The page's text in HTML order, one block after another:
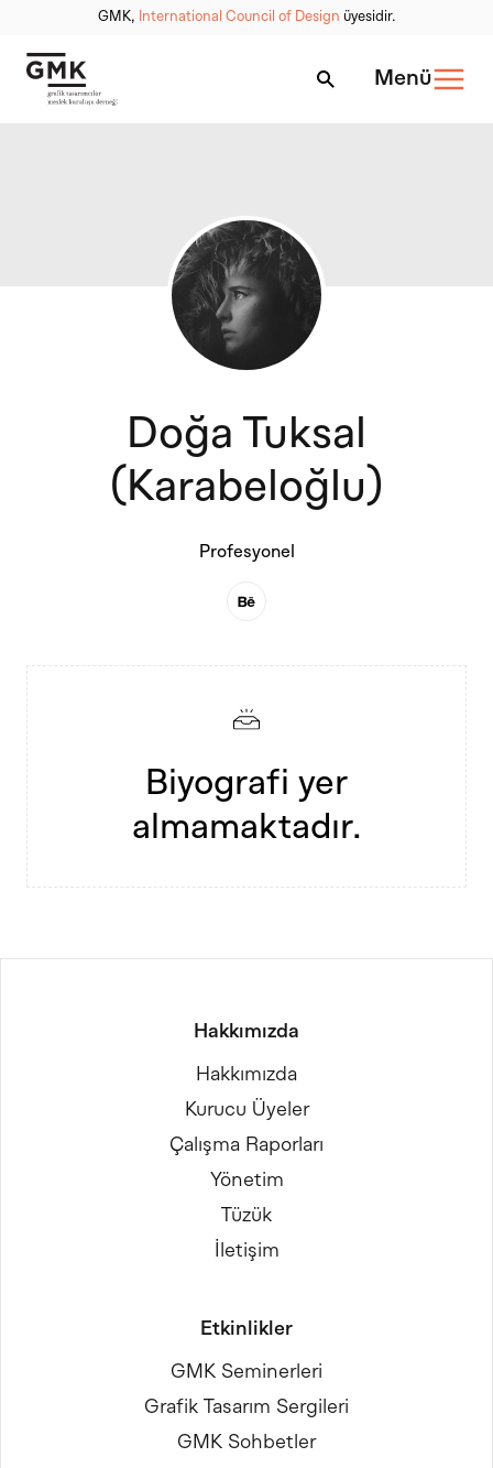
GMK, International Council of Design üyesidir.
Menü
Doğa Tuksal
(Karabeloğlu)
Profesyonel
Biyografi yer
almamaktadır.
Hakkımızda
Hakkımızda
Kurucu Üyeler
Çalışma Raporları
Yönetim
Tüzük
İletişim
Etkinlikler
GMK Seminerleri
Grafik Tasarım Sergileri
GMK Sohbetler